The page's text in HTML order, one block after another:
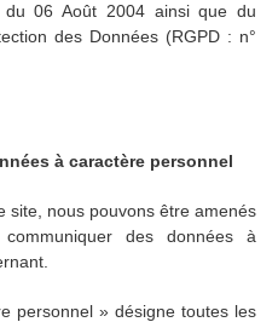
06 Août 2004 ainsi que du
des Données (RGPD : n°
à caractère personnel
site, nous pouvons être amenés
des données à
personnel » désigne toutes les